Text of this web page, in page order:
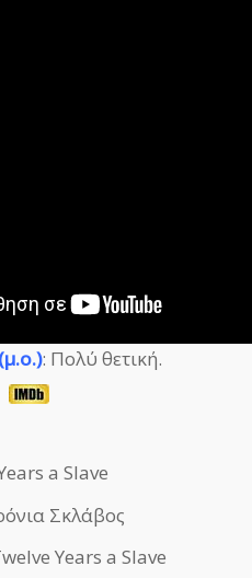
: Πολύ θετική.
a Slave
Σκλάβος
Years a Slave